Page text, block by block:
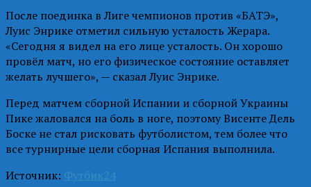
После поединка в Лиге чемпионов против «БАТЭ»,
Луис Энрике отметил сильную усталость Жерара.
«Сегодня я видел на его лице усталость. Он хорошо
провёл матч, но его физическое состояние оставляет
желать лучшего», — сказал Луис Энрике.
Перед матчем сборной Испании и сборной Украины
Пике жаловался на боль в ноге, поэтому Висенте Дель
Боске не стал рисковать футболистом, тем более что
все турнирные цели сборная Испания выполнила.
Источник: Футбик24